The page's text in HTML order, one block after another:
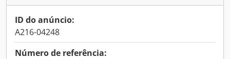
ID do anúncio:
A216-04248
Número de referência: